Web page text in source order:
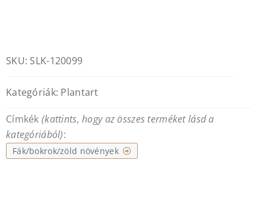
SKU: SLK-120099
Kategóriák: Plantart
Címkék (kattints, hogy az összes terméket lásd a
kategóriából):
Fák/bokrok/zöld növények